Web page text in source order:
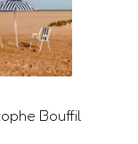
Bouffil